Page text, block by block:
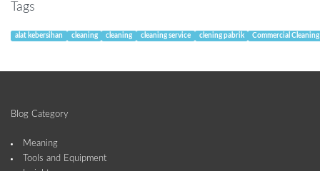
Tags
alat kebersihan cleaning cleaning cleaning service clening pabrik Commercial Cleaning
Blog Category
Meaning
Tools and Equipment